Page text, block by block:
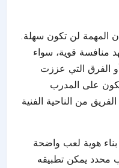
المهمة لن تكون سهلة.
منافسة قوية، سواء
الفرق التي عززت
على المدرب
من الناحية الفنية
بناء هوية لعب واضحة
محدد يمكن تطبيقه